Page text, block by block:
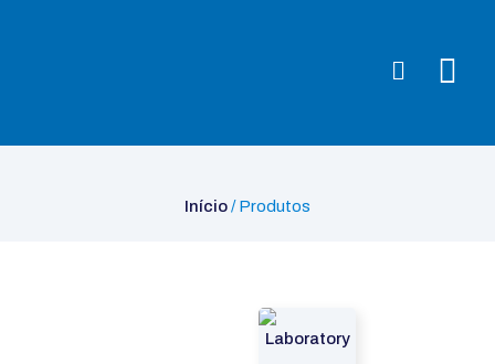
Início/ Produtos